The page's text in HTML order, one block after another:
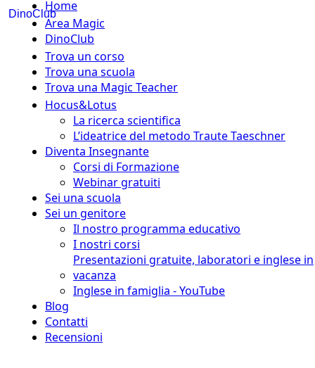
Home
Area Magic
DinoClub
Trova un corso
Trova una scuola
Trova una Magic Teacher
Hocus&Lotus
La ricerca scientifica
L’ideatrice del metodo Traute Taeschner
Diventa Insegnante
Corsi di Formazione
Webinar gratuiti
Sei una scuola
Sei un genitore
Il nostro programma educativo
I nostri corsi
Presentazioni gratuite, laboratori e inglese in
vacanza
Inglese in famiglia - YouTube
Blog
Contatti
Recensioni
DinoClub